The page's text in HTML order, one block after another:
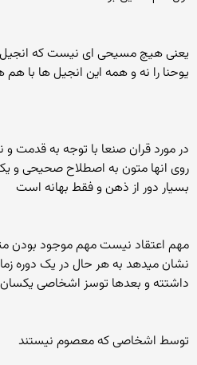
یعنی هیچ مسیحی ای نیست که انجیل
یوحنا را نه و همه این انجیل ها با
در مورد قران صنعا با توجه به قدمت و
روی انها متون به اصطلاح صحیحی
بسیار دور از ذهن و فقط بهانه است
مهم اعتقاد نیست مهم موجود بودن
نشان میدهد به هر حال در یک دوره
داشتته و بعدها توسز اشخاصی
توسط اشخاصی که معصوم نیستند